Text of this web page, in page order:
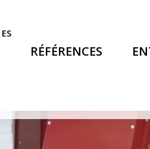
ES
RÉFÉRENCES